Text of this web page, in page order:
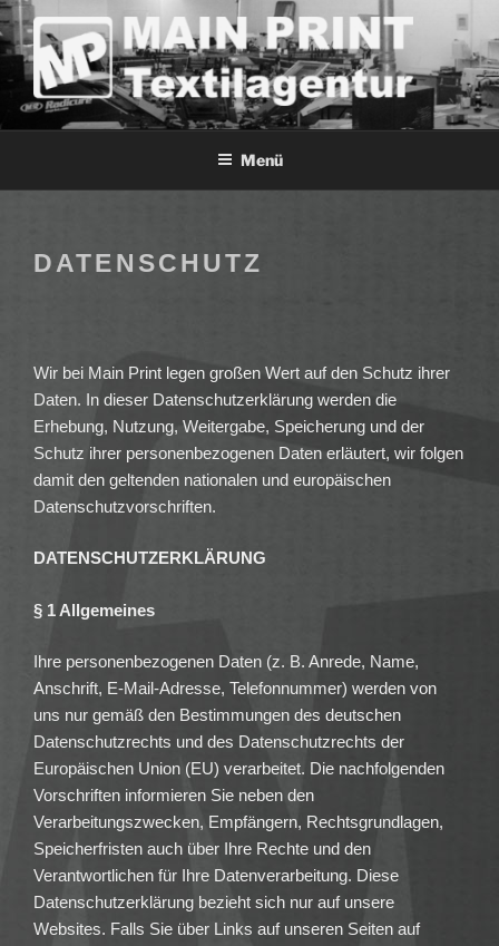
Zum
Inhalt
springen
MAIN-PRINT TEXTILAGENTUR
Menü
DATENSCHUTZ
Wir bei Main Print legen großen Wert auf den Schutz ihrer
Daten. In dieser Datenschutzerklärung werden die
Erhebung, Nutzung, Weitergabe, Speicherung und der
Schutz ihrer personenbezogenen Daten erläutert, wir folgen
damit den geltenden nationalen und europäischen
Datenschutzvorschriften.
DATENSCHUTZERKLÄRUNG
§ 1 Allgemeines
Ihre personenbezogenen Daten (z. B. Anrede, Name,
Anschrift, E-Mail-Adresse, Telefonnummer) werden von
uns nur gemäß den Bestimmungen des deutschen
Datenschutzrechts und des Datenschutzrechts der
Europäischen Union (EU) verarbeitet. Die nachfolgenden
Vorschriften informieren Sie neben den
Verarbeitungszwecken, Empfängern, Rechtsgrundlagen,
Speicherfristen auch über Ihre Rechte und den
Verantwortlichen für Ihre Datenverarbeitung. Diese
Datenschutzerklärung bezieht sich nur auf unsere
Websites. Falls Sie über Links auf unseren Seiten auf